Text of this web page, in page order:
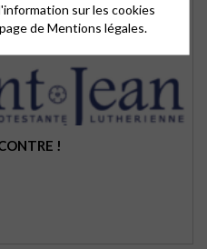
!
sur les cookies
deMentions légales.